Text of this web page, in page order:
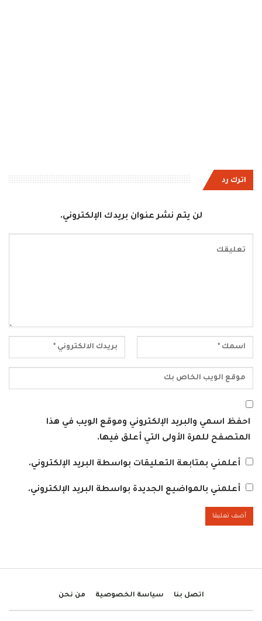
اترك رد
لن يتم نشر عنوان بريدك الإلكتروني.
احفظ اسمي والبريد الإلكتروني وموقع الويب في هذا
المتصفح للمرة الأولى التي أعلق فيها.
أعلمني بمتابعة التعليقات بواسطة البريد الإلكتروني.
أعلمني بالمواضيع الجديدة بواسطة البريد الإلكتروني.
اتصل بنا سياسة الخصوصية من نحن